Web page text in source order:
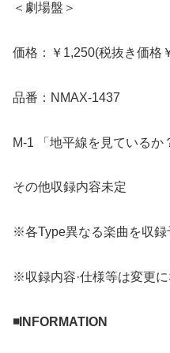
＜劇場盤＞
価格：￥1,250(税抜き価格
品番：NMAX-1437
M-1 「地平線を見ているか
その他収録内容未定
※各Type異なる楽曲を収録
※収録内容·仕様等は変更に